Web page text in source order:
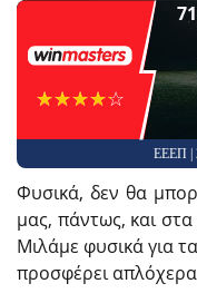
☆☆☆☆☆
★★★★★
ΕΕΕΠ
Φυσικά, δεν θα
μας, πάντως, και στα
Μιλάμε φυσικά για
προσφέρει